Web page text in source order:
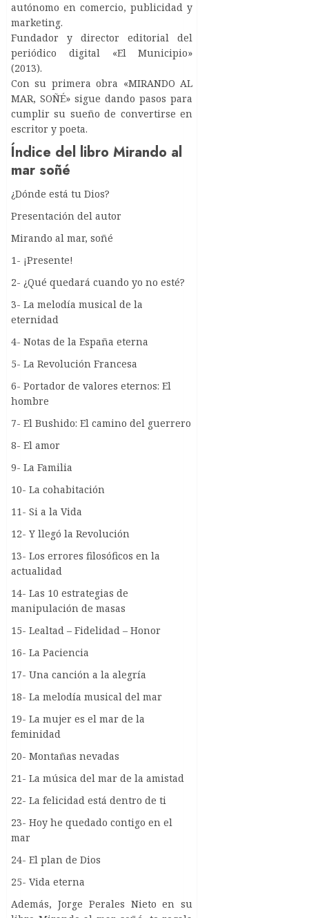
autónomo en comercio, publicidad y
marketing.
Fundador y director editorial del
periódico digital «El Municipio»
(2013).
Con su primera obra «MIRANDO AL
MAR, SOÑÉ» sigue dando pasos para
cumplir su sueño de convertirse en
escritor y poeta.
Índice del libro Mirando al
mar soñé
¿Dónde está tu Dios?
Presentación del autor
Mirando al mar, soñé
1- ¡Presente!
2- ¿Qué quedará cuando yo no esté?
3- La melodía musical de la
eternidad
4- Notas de la España eterna
5- La Revolución Francesa
6- Portador de valores eternos: El
hombre
7- El Bushido: El camino del guerrero
8- El amor
9- La Familia
10- La cohabitación
11- Si a la Vida
12- Y llegó la Revolución
13- Los errores filosóficos en la
actualidad
14- Las 10 estrategias de
manipulación de masas
15- Lealtad – Fidelidad – Honor
16- La Paciencia
17- Una canción a la alegría
18- La melodía musical del mar
19- La mujer es el mar de la
feminidad
20- Montañas nevadas
21- La música del mar de la amistad
22- La felicidad está dentro de ti
23- Hoy he quedado contigo en el
mar
24- El plan de Dios
25- Vida eterna
Además, Jorge Perales Nieto en su